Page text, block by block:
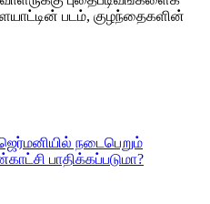
நடைபெறும்
பாதிக்கப்படுமா?